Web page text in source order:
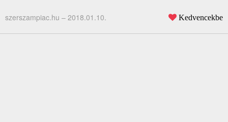
szerszampiac.hu – 2018.01.10. Kedvencekbe